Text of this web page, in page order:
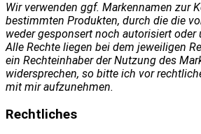
Wir verwenden ggf. Markennamen zur
bestimmten Produkten, durch die die
weder gesponsert noch autorisiert oder
Alle Rechte liegen bei dem jeweiligen
ein Rechteinhaber der Nutzung des
widersprechen, so bitte ich vor
mit mir aufzunehmen.
Rechtliches